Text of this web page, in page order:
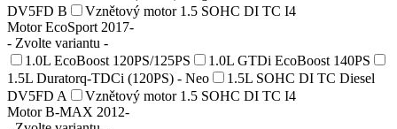
DV5FD B
Vznětový motor 1.5 SOHC DI TC I4
Motor EcoSport 2017-
- Zvolte variantu -
1.0L EcoBoost 120PS/125PS
1.0L GTDi EcoBoost 140PS
1.5L Duratorq-TDCi (120PS) - Neo
1.5L SOHC DI TC Diesel
DV5FD A
Vznětový motor 1.5 SOHC DI TC I4
Motor B-MAX 2012-